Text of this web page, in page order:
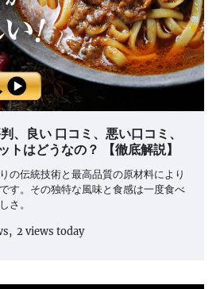
、良い 口コミ、悪い口コミ、
トはどうなの？ 【徹底解説】
の伝統技術と最高品質の原材料により
す。その独特な風味と食感は一度食べ
さ。
2 views today